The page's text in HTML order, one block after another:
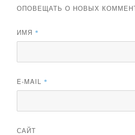
ОПОВЕЩАТЬ О НОВЫХ
ИМЯ *
E-MAIL *
САЙТ